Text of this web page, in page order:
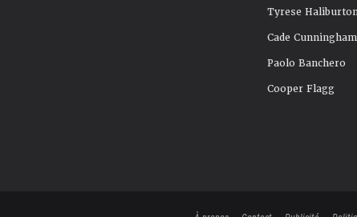
Tyrese
Cade Cunningham
Paolo Banchero
Cooper Flagg